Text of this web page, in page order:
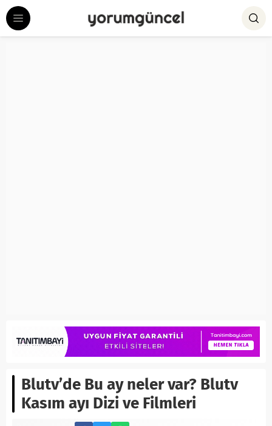
Blutv’de Bu ay neler var? Blutv
Kasım ayı Dizi ve Filmleri